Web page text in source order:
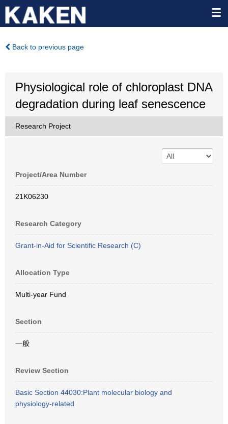
Back to previous page
Physiological role of chloroplast DNA
degradation during leaf senescence
Research Project
Project/Area Number
21K06230
Research Category
Grant-in-Aid for Scientific Research (C)
Allocation Type
Multi-year Fund
Section
一般
Review Section
Basic Section 44030:Plant molecular biology and
physiology-related